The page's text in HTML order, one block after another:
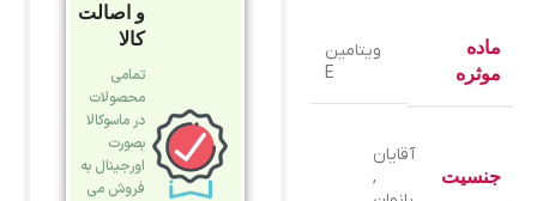
ماده
موثره
ویتامین
E
جنسیت
آقایان
,
و اصالت
کالا
تمامی
محصولات
در ماسوکالا
بصورت
اورجینال به
فروش می